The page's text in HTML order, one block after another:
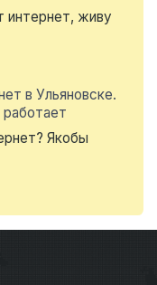
живу
в Ульяновске.
Якобы